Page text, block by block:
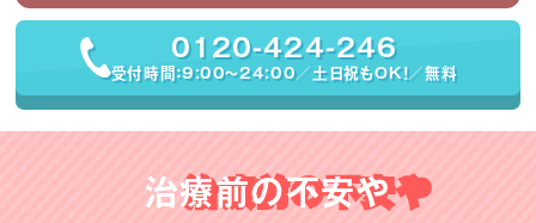
0120-424-246
受付時間：9:00〜24:00／土日祝もOK！／無料
治療前の不安や